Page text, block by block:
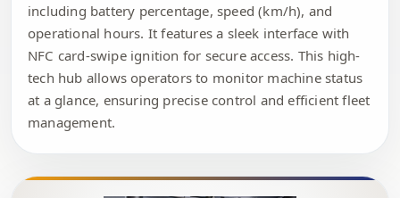
including battery percentage, speed (km/h), and
operational hours. It features a sleek interface with
NFC card-swipe ignition for secure access. This high-
tech hub allows operators to monitor machine status
at a glance, ensuring precise control and efficient fleet
management.